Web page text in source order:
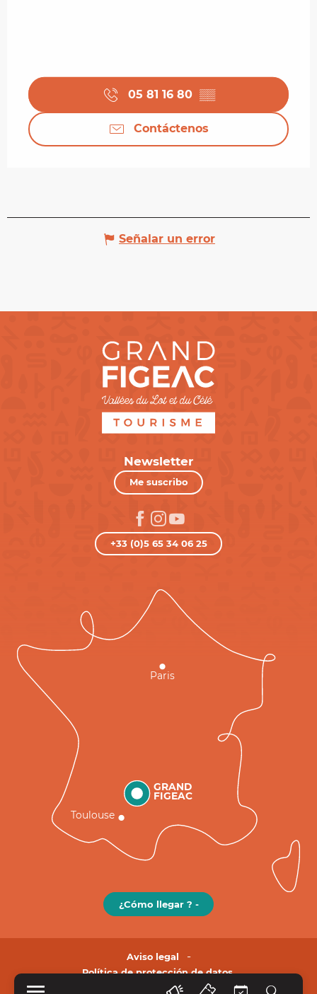
05 81 16 80 ▒▒
Contáctenos
Señalar un error
Newsletter
Me suscribo
+33 (0)5 65 34 06 25
GRAND
FIGEAC
Toulouse
Paris
¿Cómo llegar ? -
Aviso legal
Política de protección de datos.